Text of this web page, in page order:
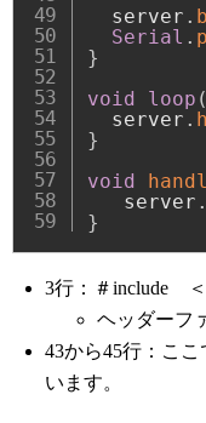
  server
.
Serial .
}
void
loop (
  server
.
}
void
   server
.
}
3行：＃include ＜
ヘッダーフ
43から45行：ここ
います。